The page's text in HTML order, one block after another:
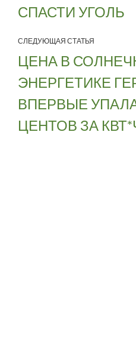
СПАСТИ УГОЛЬ
СЛЕДУЮЩАЯ СТАТЬЯ
ЦЕНА В
ЭНЕРГЕТИКЕ
ВПЕРВЫЕ
ЦЕНТОВ ЗА